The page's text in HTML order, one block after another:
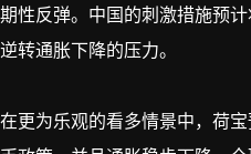
期性反弹。中国的刺激措施预
逆转通胀下降的压力。
在更为乐观的看多情景中，荷